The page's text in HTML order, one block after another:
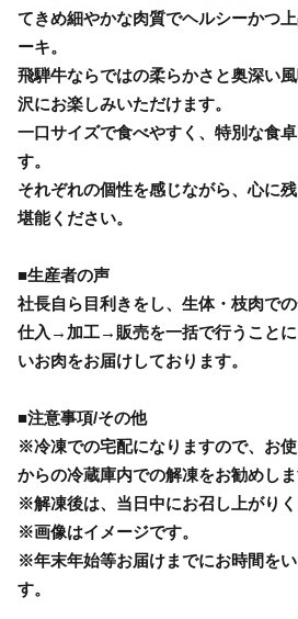
てきめ細やかな肉質でヘルシーかつ
ーキ。
飛騨牛ならではの柔らかさと奥深い
沢にお楽しみいただけます。
一口サイズで食べやすく、特別な食
す。
それぞれの個性を感じながら、心に
堪能ください。
■生産者の声
社長自ら目利きをし、生体・枝肉での
仕入→加工→販売を一括で行うことに
いお肉をお届けしております。
■注意事項/その他
※冷凍での宅配になりますので、お
からの冷蔵庫内での解凍をお勧めしま
※解凍後は、当日中にお召し上がりく
※画像はイメージです。
※年末年始等お届けまでにお時間を
す。